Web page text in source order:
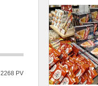
2268 PV